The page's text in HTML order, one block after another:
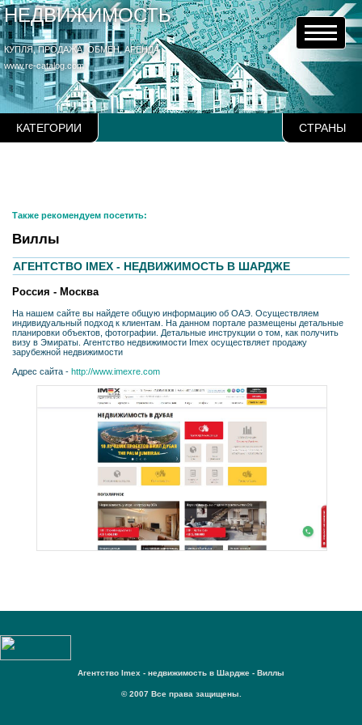
НЕДВИЖИМОСТЬ
КУПЛЯ, ПРОДАЖА, ОБМЕН, АРЕНДА
www.re-catalog.com
КАТЕГОРИИ СТРАНЫ
Также рекомендуем посетить:
Виллы
АГЕНТСТВО IMEX - НЕДВИЖИМОСТЬ В ШАРДЖЕ
Россия - Москва
На нашем сайте вы найдете общую информацию об ОАЭ. Осуществляем
индивидуальный подход к клиентам. На данном портале размещены детальные
планировки объектов, фотографии. Детальные инструкции о том, как получить
визу в Эмираты. Агентство недвижимости Imex осуществляет продажу
зарубежной недвижимости
Адрес сайта - http://www.imexre.com
Агентство Imex - недвижимость в Шардже - Виллы
© 2007 Все права защищены.